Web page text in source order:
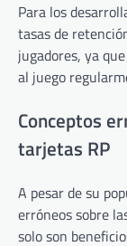
Para los
tasas de
jugadores, ya
al juego
Conceptos
tarjetas RP
A pesar de su
erróneos sobre
solo son